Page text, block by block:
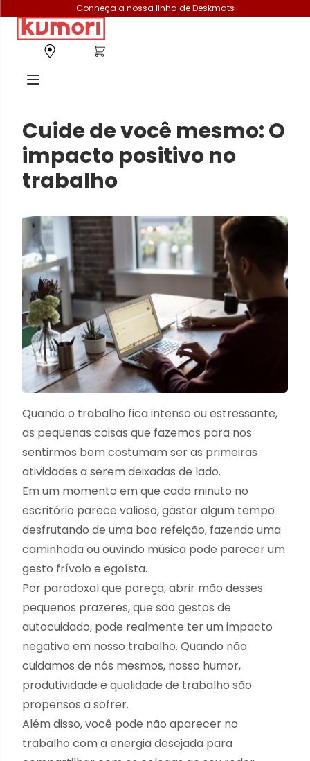
Conheça a nossa linha de Deskmats
Cuide de você mesmo: O
impacto positivo no
trabalho
Quando o trabalho fica intenso ou estressante,
as pequenas coisas que fazemos para nos
sentirmos bem costumam ser as primeiras
atividades a serem deixadas de lado.
Em um momento em que cada minuto no
escritório parece valioso, gastar algum tempo
desfrutando de uma boa refeição, fazendo uma
caminhada ou ouvindo música pode parecer um
gesto frívolo e egoísta.
Por paradoxal que pareça, abrir mão desses
pequenos prazeres, que são gestos de
autocuidado, pode realmente ter um impacto
negativo em nosso trabalho. Quando não
cuidamos de nós mesmos, nosso humor,
produtividade e qualidade de trabalho são
propensos a sofrer.
Além disso, você pode não aparecer no
trabalho com a energia desejada para